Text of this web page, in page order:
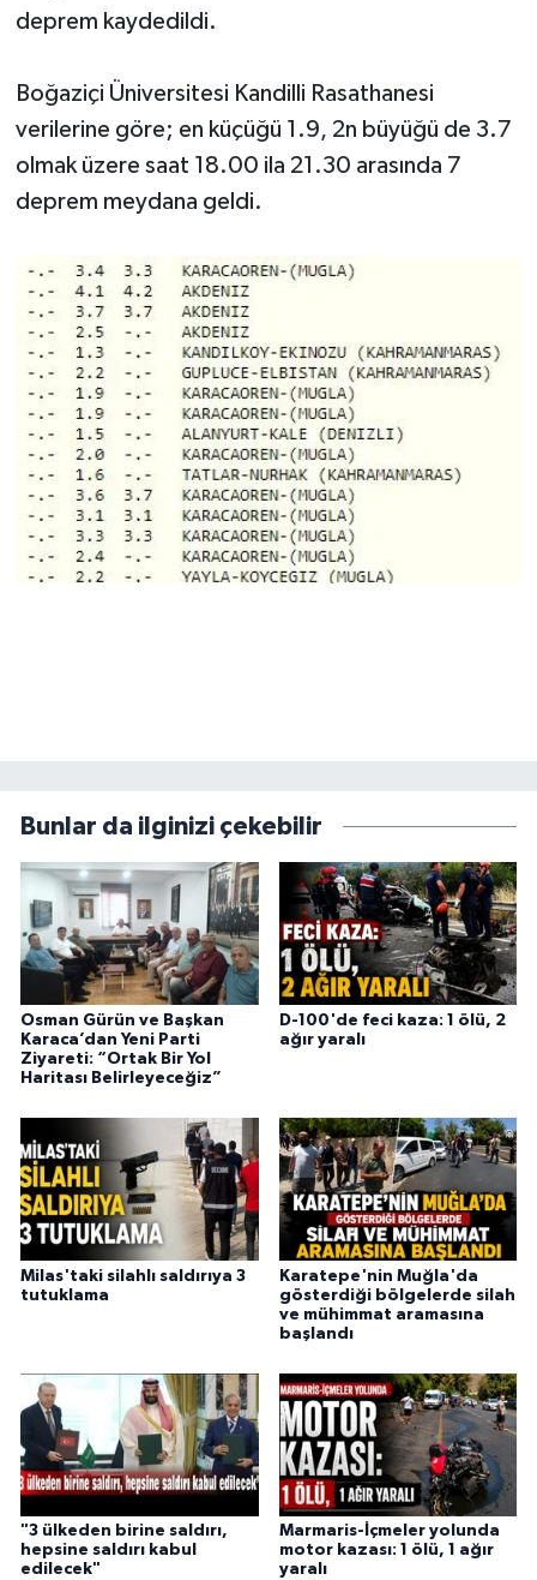
deprem kaydedildi.
Boğaziçi Üniversitesi Kandilli Rasathanesi
verilerine göre; en küçüğü 1.9, 2n büyüğü de 3.7
olmak üzere saat 18.00 ila 21.30 arasında 7
deprem meydana geldi.
Bunlar da ilginizi çekebilir
Osman Gürün ve Başkan
Karaca’dan Yeni Parti
Ziyareti: “Ortak Bir Yol
Haritası Belirleyeceğiz”
D-100'de feci kaza: 1 ölü, 2
ağır yaralı
Milas'taki silahlı saldırıya 3
tutuklama
Karatepe'nin Muğla'da
gösterdiği bölgelerde silah
ve mühimmat aramasına
başlandı
"3 ülkeden birine saldırı,
hepsine saldırı kabul
edilecek"
Marmaris-İçmeler yolunda
motor kazası: 1 ölü, 1 ağır
yaralı